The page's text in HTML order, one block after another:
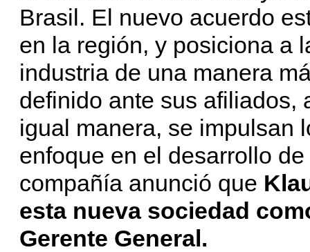
Brasil. El nuevo acuerdo
en la región, y posiciona a
industria de una manera
definido ante sus afiliados,
igual manera, se impulsan
enfoque en el desarrollo
compañía anunció que
esta nueva sociedad
Gerente General.